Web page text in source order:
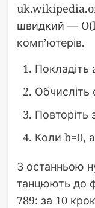
швидкий —
комп’ютерів.
Покладіть
Обчисліть
Повторіть
Коли b=0,
З останньою
танцюють до
789: за 10